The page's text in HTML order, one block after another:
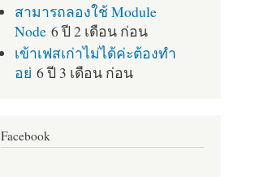
สามารถลองใช้ Module
Node 6 ปี 2 เดือน ก่อน
เข้าเฟสเก่าไม่ได้ค่ะต้องทำ
อย่ 6 ปี 3 เดือน ก่อน
Facebook